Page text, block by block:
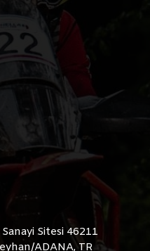
Sitesi 46211
ADANA, TR